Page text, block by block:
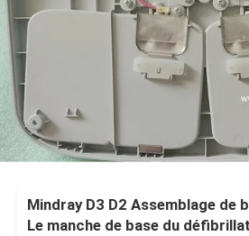
Mindray D3 D2 Assemblage de
Le manche de base du